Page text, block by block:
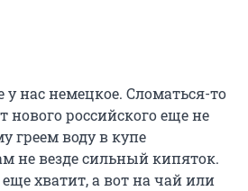
у нас немецкое. Сломаться-то
нового российского еще не
греем воду в купе
не везде сильный кипяток.
хватит, а вот на чай или